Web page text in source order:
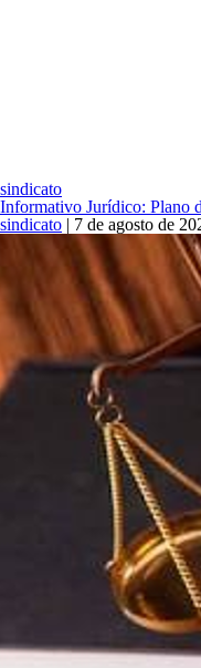
sindicato
Informativo Jurídico: Plano
sindicato | 7 de agosto de